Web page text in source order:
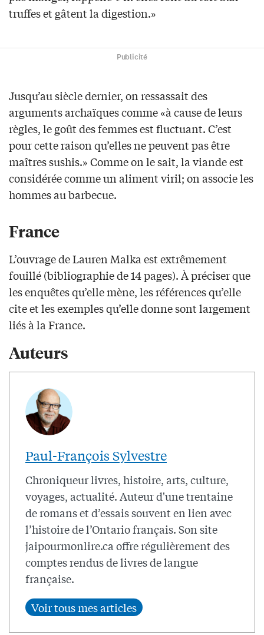
truffes et gâtent la digestion.»
Publicité
Jusqu’au siècle dernier, on ressassait des
arguments archaïques comme «à cause de leurs
règles, le goût des femmes est fluctuant. C’est
pour cette raison qu’elles ne peuvent pas être
maîtres sushis.» Comme on le sait, la viande est
considérée comme un aliment viril; on associe les
hommes au barbecue.
France
L’ouvrage de Lauren Malka est extrêmement
fouillé (bibliographie de 14 pages). À préciser que
les enquêtes qu’elle mène, les références qu’elle
cite et les exemples qu’elle donne sont largement
liés à la France.
Auteurs
Paul-François Sylvestre
Chroniqueur livres, histoire, arts, culture,
voyages, actualité. Auteur d'une trentaine
de romans et d’essais souvent en lien avec
l’histoire de l’Ontario français. Son site
jaipourmonlire.ca offre régulièrement des
comptes rendus de livres de langue
française.